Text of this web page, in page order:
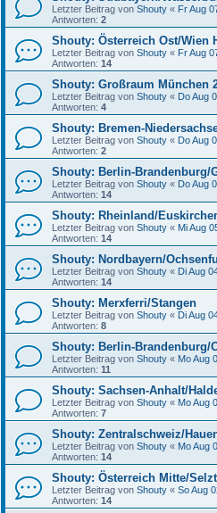
Letzter Beitrag von Shouty « Fr Aug
Antworten: 2
Shouty: Österreich Ost/Wien
Letzter Beitrag von Shouty « Fr Aug
Antworten: 14
Shouty: Großraum München
Letzter Beitrag von Shouty « Do Aug
Antworten: 4
Shouty: Bremen-
Letzter Beitrag von Shouty « Do Aug
Antworten: 2
Shouty: Berlin-Brandenburg/
Letzter Beitrag von Shouty « Do Aug
Antworten: 14
Shouty: Rheinland/
Letzter Beitrag von Shouty « Mi Aug
Antworten: 14
Shouty: Nordbayern/
Letzter Beitrag von Shouty « Di Aug
Antworten: 14
Shouty: Merxferri/Stangen
Letzter Beitrag von Shouty « Di Aug
Antworten: 8
Shouty: Berlin-Brandenburg/
Letzter Beitrag von Shouty « Mo Aug
Antworten: 11
Shouty: Sachsen-Anhalt/
Letzter Beitrag von Shouty « Mo Aug
Antworten: 7
Shouty: Zentralschweiz/
Letzter Beitrag von Shouty « Mo Aug
Antworten: 14
Shouty: Österreich Mitte/
Letzter Beitrag von Shouty « So Aug
Antworten: 14